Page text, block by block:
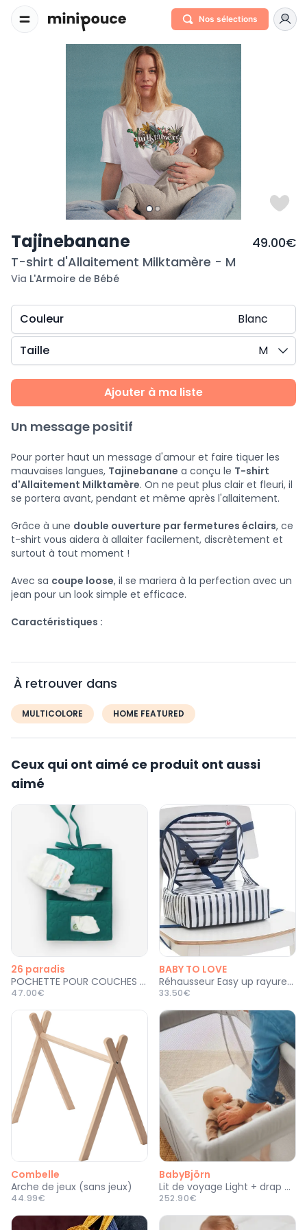
Nos sélections
Tajinebanane
49.00€
T-shirt d'Allaitement Milktamère - M
Via L'Armoire de Bébé
Couleur
Blanc
Taille
M
Ajouter à ma liste
Un message positif
Pour porter haut un message d'amour et faire tiquer les
mauvaises langues, Tajinebanane a conçu le T-shirt
d'Allaitement Milktamère. On ne peut plus clair et fleuri, il
se portera avant, pendant et même après l'allaitement.
Grâce à une double ouverture par fermetures éclairs, ce
t-shirt vous aidera à allaiter facilement, discrètement et
surtout à tout moment !
Avec sa coupe loose, il se mariera à la perfection avec un
jean pour un look simple et efficace.
Caractéristiques :
Matière : 100% coton
Fabrication portugaise
Taille : M
Laver en machine à 30°C sur l'envers
Essorer à 800 tours/min maximum
À retrouver dans
MULTICOLORE HOME FEATURED
Ceux qui ont aimé ce produit ont aussi
aimé
26 paradis
POCHETTE POUR COUCHES ET LINGETTES NYLON MATELASSÉ OISEAUX
47.00€
BABY TO LOVE
Réhausseur Easy up rayures bleues
33.50€
Combelle
Arche de jeux (sans jeux)
44.99€
BabyBjörn
Lit de voyage Light + drap housse
252.90€